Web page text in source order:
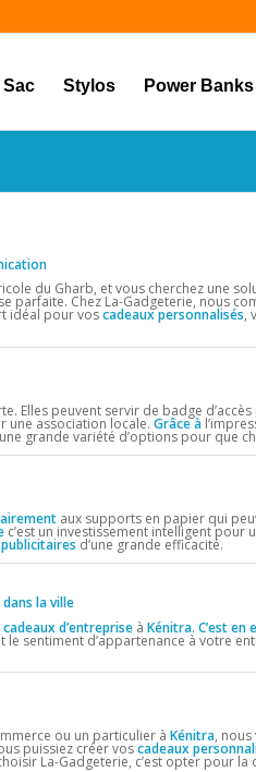
Sac Stylos Power Banks
du Gharb, et vous cherchez une
parfaite. Chez La-Gadgeterie, nous
idéal pour voscadeaux personnalisés,
Elles peuvent servir de badge
une association locale. Grâce à
grande variété d’options pour que
aux supports en papier qui
c’est un investissement intelligent
d’une grande efficacité.
la ville
cadeaux d’entreprise à Kénitra. C’est en
le sentiment d’appartenance à votre
ou un particulier à Kénitra,
puissiez créer voscadeaux
La-Gadgeterie, c’est opter pour